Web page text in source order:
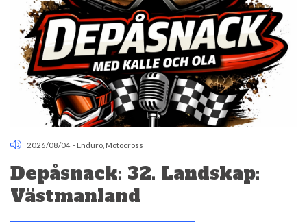
2026/08/04 - Enduro Motocross
Depåsnack: 32. Landskap:
Västmanland